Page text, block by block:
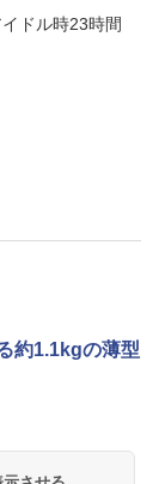
ドル時23時間
約1.1kgの薄型